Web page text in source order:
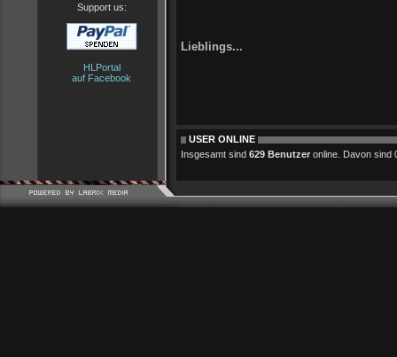
Support us:
HLPortal
auf Facebook
Lieblings...
USER ONLINE
Insgesamt sind 629 Benutzer online. Davon sind